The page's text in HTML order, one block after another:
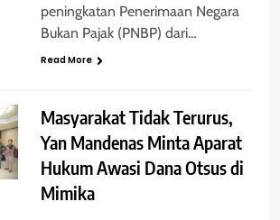
peningkatan Penerimaan Negara
Bukan Pajak (PNBP) dari…
Read More
Masyarakat Tidak Terurus,
Yan Mandenas Minta Aparat
Hukum Awasi Dana Otsus di
Mimika